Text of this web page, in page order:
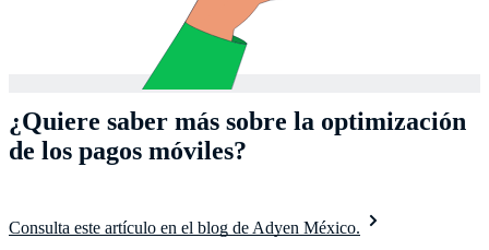
¿Quiere saber más sobre la optimización
de los pagos móviles?
Consulta este artículo en el blog de Adyen México.